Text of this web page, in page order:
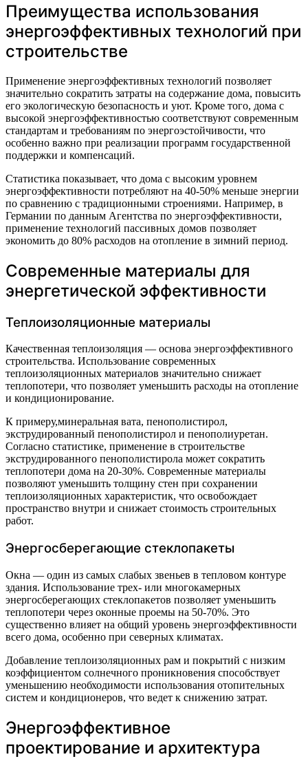
Преимущества использования
энергоэффективных технологий при
строительстве
Применение энергоэффективных технологий позволяет
значительно сократить затраты на содержание дома, повысить
его экологическую безопасность и уют. Кроме того, дома с
высокой энергоэффективностью соответствуют современным
стандартам и требованиям по энергоэстойчивости, что
особенно важно при реализации программ государственной
поддержки и компенсаций.
Статистика показывает, что дома с высоким уровнем
энергоэффективности потребляют на 40-50% меньше энергии
по сравнению с традиционными строениями. Например, в
Германии по данным Агентства по энергоэффективности,
применение технологий пассивных домов позволяет
экономить до 80% расходов на отопление в зимний период.
Современные материалы для
энергетической эффективности
Теплоизоляционные материалы
Качественная теплоизоляция — основа энергоэффективного
строительства. Использование современных
теплоизоляционных материалов значительно снижает
теплопотери, что позволяет уменьшить расходы на отопление
и кондиционирование.
К примеру,минеральная вата, пенополистирол,
экструдированный пенополистирол и пенополиуретан.
Согласно статистике, применение в строительстве
экструдированного пенополистирола может сократить
теплопотери дома на 20-30%. Современные материалы
позволяют уменьшить толщину стен при сохранении
теплоизоляционных характеристик, что освобождает
пространство внутри и снижает стоимость строительных
работ.
Энергосберегающие стеклопакеты
Окна — один из самых слабых звеньев в тепловом контуре
здания. Использование трех- или многокамерных
энергосберегающих стеклопакетов позволяет уменьшить
теплопотери через оконные проемы на 50-70%. Это
существенно влияет на общий уровень энергоэффективности
всего дома, особенно при северных климатах.
Добавление теплоизоляционных рам и покрытий с низким
коэффициентом солнечного проникновения способствует
уменьшению необходимости использования отопительных
систем и кондиционеров, что ведет к снижению затрат.
Энергоэффективное
проектирование и архитектура